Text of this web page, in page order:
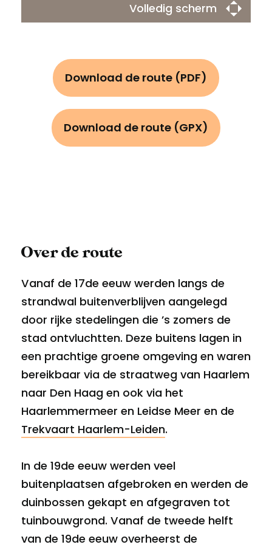
Volledig scherm
Download de route (PDF)
Download de route (GPX)
Over de route
Vanaf de 17de eeuw werden langs de
strandwal buitenverblijven aangelegd
door rijke stedelingen die ’s zomers de
stad ontvluchtten. Deze buitens lagen in
een prachtige groene omgeving en waren
bereikbaar via de straatweg van Haarlem
naar Den Haag en ook via het
Haarlemmermeer en Leidse Meer en de
Trekvaart Haarlem-Leiden.
In de 19de eeuw werden veel
buitenplaatsen afgebroken en werden de
duinbossen gekapt en afgegraven tot
tuinbouwgrond. Vanaf de tweede helft
van de 19de eeuw overheerst de